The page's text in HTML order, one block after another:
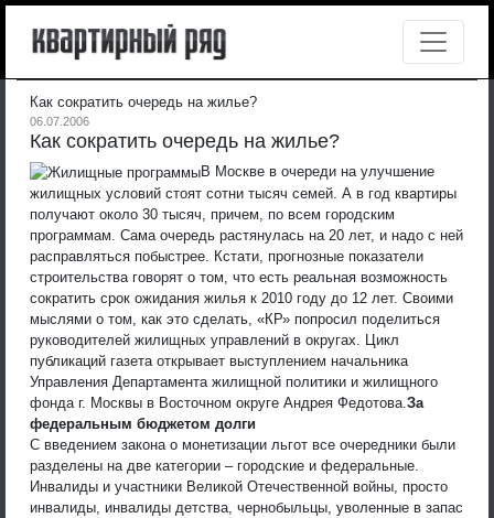
Как сократить очередь на жилье?
06.07.2006
Как сократить очередь на жилье?
В Москве в очереди на улучшение
жилищных условий стоят сотни тысяч семей. А в год квартиры
получают около 30 тысяч, причем, по всем городским
программам. Сама очередь растянулась на 20 лет, и надо с ней
расправляться побыстрее. Кстати, прогнозные показатели
строительства говорят о том, что есть реальная возможность
сократить срок ожидания жилья к 2010 году до 12 лет. Своими
мыслями о том, как это сделать, «КР» попросил поделиться
руководителей жилищных управлений в округах. Цикл
публикаций газета открывает выступлением начальника
Управления Департамента жилищной политики и жилищного
фонда г. Москвы в Восточном округе Андрея Федотова. За
федеральным бюджетом долги
С введением закона о монетизации льгот все очередники были
разделены на две категории – городские и федеральные.
Инвалиды и участники Великой Отечественной войны, просто
инвалиды, инвалиды детства, чернобыльцы, уволенные в запас